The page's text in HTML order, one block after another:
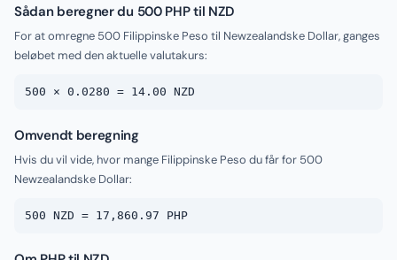
Sådan beregner du 500 PHP til NZD
For at omregne 500 Filippinske Peso til Newzealandske Dollar, ganges
beløbet med den aktuelle valutakurs:
500 × 0.0280 = 14.00 NZD
Omvendt beregning
Hvis du vil vide, hvor mange Filippinske Peso du får for 500
Newzealandske Dollar:
500 NZD = 17,860.97 PHP